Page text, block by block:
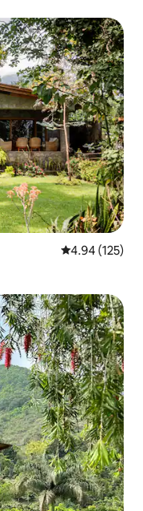
レビュー125
4.94 (125)